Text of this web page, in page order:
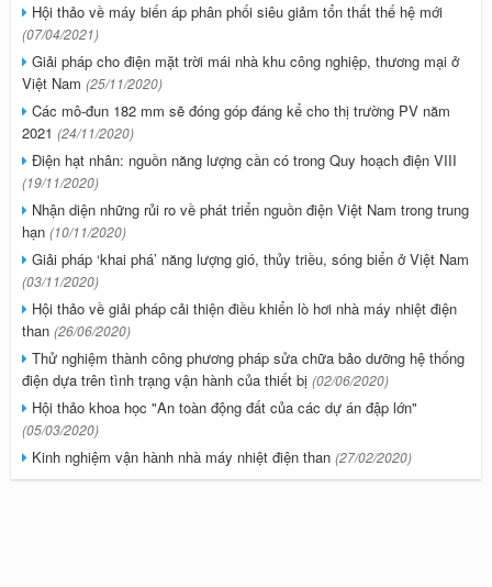
Hội thảo về máy biến áp phân phối siêu giảm tổn thất thế hệ mới
(07/04/2021)
Giải pháp cho điện mặt trời mái nhà khu công nghiệp, thương mại ở
Việt Nam (25/11/2020)
Các mô-đun 182 mm sẽ đóng góp đáng kể cho thị trường PV năm
2021 (24/11/2020)
Điện hạt nhân: nguồn năng lượng cần có trong Quy hoạch điện VIII
(19/11/2020)
Nhận diện những rủi ro về phát triển nguồn điện Việt Nam trong trung
hạn (10/11/2020)
Giải pháp ‘khai phá’ năng lượng gió, thủy triều, sóng biển ở Việt Nam
(03/11/2020)
Hội thảo về giải pháp cải thiện điều khiển lò hơi nhà máy nhiệt điện
than (26/06/2020)
Thử nghiệm thành công phương pháp sửa chữa bảo dưỡng hệ thống
điện dựa trên tình trạng vận hành của thiết bị (02/06/2020)
Hội thảo khoa học "An toàn động đất của các dự án đập lớn"
(05/03/2020)
Kinh nghiệm vận hành nhà máy nhiệt điện than (27/02/2020)